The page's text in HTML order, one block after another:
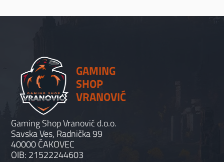
GAMING
SHOP
VRANOVIĆ
Gaming Shop Vranović d.o.o.
Savska Ves, Radnička 99
40000 ČAKOVEC
OIB: 21522244603